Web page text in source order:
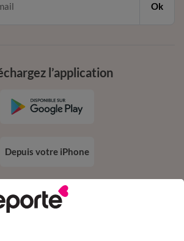
Ok
l’application
Depuis votre iPhone